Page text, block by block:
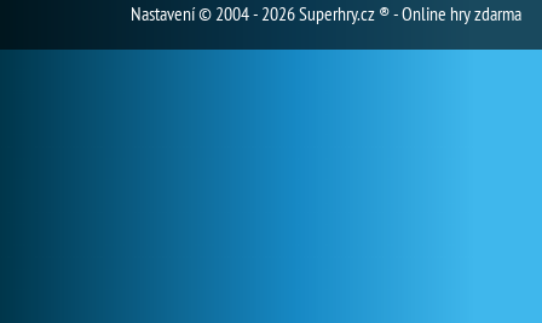
Nastavení© 2004 - 2026 Superhry.cz ® - Online hry zdarma